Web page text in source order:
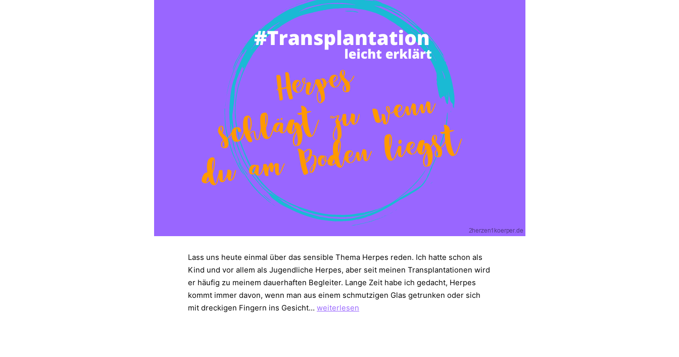
Lass uns heute einmal über das sensible Thema Herpes reden. Ich hatte schon als
Kind und vor allem als Jugendliche Herpes, aber seit meinen Transplantationen wird
er häufig zu meinem dauerhaften Begleiter. Lange Zeit habe ich gedacht, Herpes
kommt immer davon, wenn man aus einem schmutzigen Glas getrunken oder sich
mit dreckigen Fingern ins Gesicht… Herpes
weiterlesen